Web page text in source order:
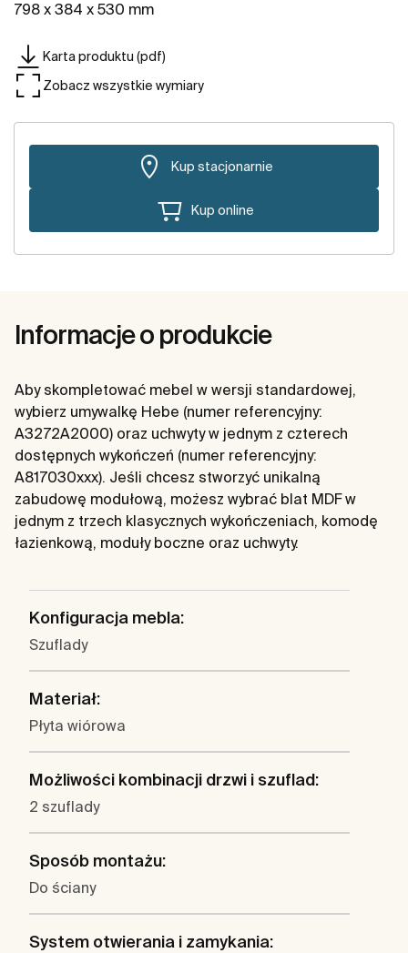
798 x 384 x 530 mm
Karta produktu (pdf)
Zobacz wszystkie wymiary
Kup stacjonarnie
Kup online
Informacje o produkcie
Aby skompletować mebel w wersji standardowej,
wybierz umywalkę Hebe (numer referencyjny:
A3272A2000) oraz uchwyty w jednym z czterech
dostępnych wykończeń (numer referencyjny:
A817030xxx). Jeśli chcesz stworzyć unikalną
zabudowę modułową, możesz wybrać blat MDF w
jednym z trzech klasycznych wykończeniach, komodę
łazienkową, moduły boczne oraz uchwyty.
Konfiguracja mebla:
Szuflady
Materiał:
Płyta wiórowa
Możliwości kombinacji drzwi i szuflad:
2 szuflady
Sposób montażu:
Do ściany
System otwierania i zamykania: